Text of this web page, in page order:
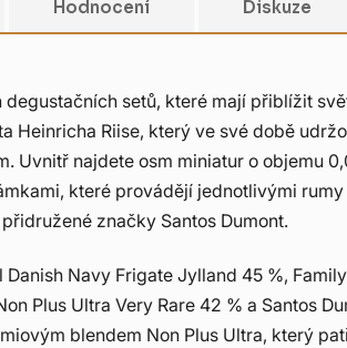
Hodnocení Diskuze
setů, které mají přiblížit
Heinricha Riise, který ve své době
Uvnitř najdete osm miniatur o objemu
které provádějí jednotlivými
značky Santos Dumont.
Navy Frigate Jylland 45 %,
Plus Ultra Very Rare 42 % a Santos
blendem Non Plus Ultra, který